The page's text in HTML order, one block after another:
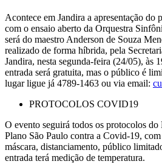
Acontece em Jandira a apresentação do
com o ensaio aberto da Orquestra
será do maestro Anderson de Souza
realizado de forma híbrida, pela
Jandira, nesta segunda-feira (24/05), às
entrada será gratuita, mas o público é
lugar ligue já 4789-1463 ou via email:
PROTOCOLOS COVID19
O evento seguirá todos os protocolos
Plano São Paulo contra a Covid-19,
máscara, distanciamento, público
entrada terá medição de temperatura.